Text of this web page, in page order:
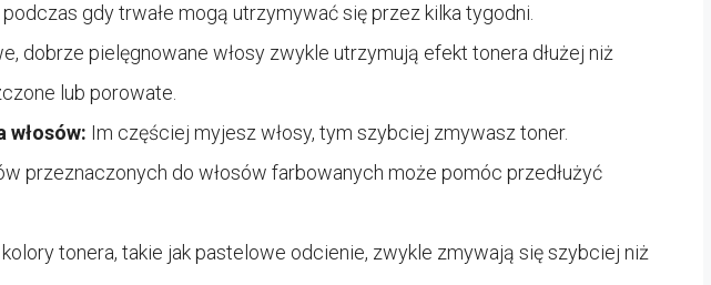
podczas gdy trwałe mogą utrzymywać się przez kilka tygodni.
dobrze pielęgnowane włosy zwykle utrzymują efekt tonera dłużej niż
lub porowate.
Im częściej myjesz włosy, tym szybciej zmywasz toner.
przeznaczonych do włosów farbowanych może pomóc przedłużyć
tonera, takie jak pastelowe odcienie, zwykle zmywają się szybciej niż